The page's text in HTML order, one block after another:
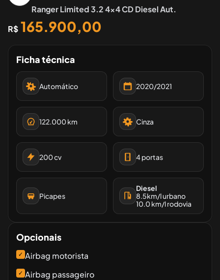
Ranger Limited 3.2 4x4 CD Diesel Aut.
R$ 165.900,00
Ficha técnica
Automático 2020/2021
122.000km Cinza
200cv 4portas
Picapes
Diesel
8.5km/l urbano
10.0km/l rodovia
Opcionais
✓ Airbag motorista
✓ Airbag passageiro